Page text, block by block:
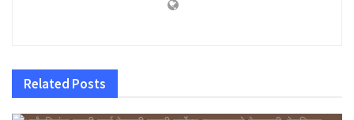
Related Posts